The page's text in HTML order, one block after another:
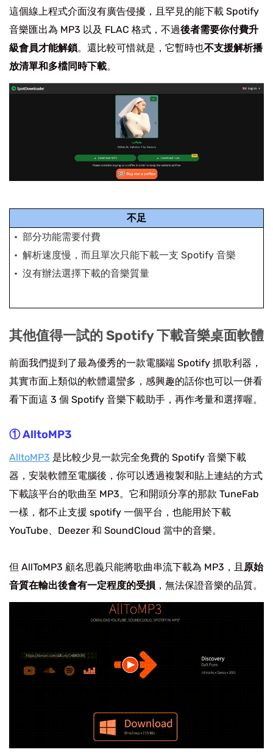
這個線上程式介面沒有廣告侵擾，且罕見的能下載 Spotify
音樂匯出為 MP3 以及 FLAC 格式，不過後者需要你付費升
級會員才能解鎖。還比較可惜就是，它暫時也不支援解析播
放清單和多檔同時下載。
不足
部分功能需要付費
解析速度慢，而且單次只能下載一支 Spotify 音樂
沒有辦法選擇下載的音樂質量
其他值得一試的 Spotify 下載音樂桌面軟體
前面我們提到了最為優秀的一款電腦端 Spotify 抓歌利器，
其實市面上類似的軟體還蠻多，感興趣的話你也可以一併看
看下面這 3 個 Spotify 音樂下載助手，再作考量和選擇喔。
① AlltoMP3
AlltoMP3 是比較少見一款完全免費的 Spotify 音樂下載
器，安裝軟體至電腦後，你可以透過複製和貼上連結的方式
下載該平台的歌曲至 MP3。它和開頭分享的那款 TuneFab
一樣，都不止支援 spotify 一個平台，也能用於下載
YouTube、Deezer 和 SoundCloud 當中的音樂。
但 AllToMP3 顧名思義只能將歌曲串流下載為 MP3，且 原始
音質在輸出後會有一定程度的受損 ，無法保證音樂的品質。